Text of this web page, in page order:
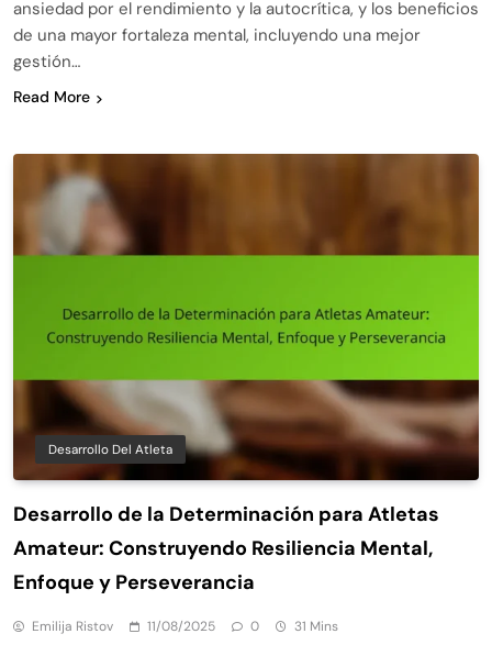
ansiedad por el rendimiento y la autocrítica, y los beneficios
de una mayor fortaleza mental, incluyendo una mejor
gestión…
Read More
Desarrollo Del Atleta
Desarrollo de la Determinación para Atletas
Amateur: Construyendo Resiliencia Mental,
Enfoque y Perseverancia
Emilija Ristov 11/08/2025 0 31 Mins